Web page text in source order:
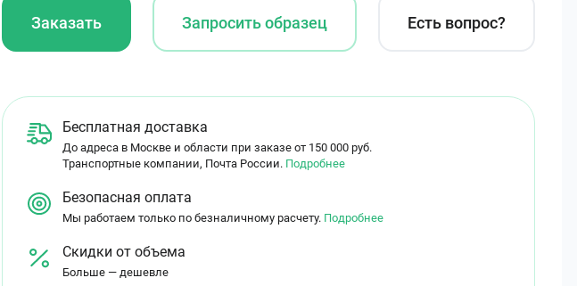
Заказать Запросить образец Есть вопрос?
Бесплатная доставка
До адреса в Москве и области при заказе от 150 000 руб.
Транспортные компании, Почта России. Подробнее
Безопасная оплата
Мы работаем только по безналичному расчету. Подробнее
Скидки от объема
Больше — дешевле